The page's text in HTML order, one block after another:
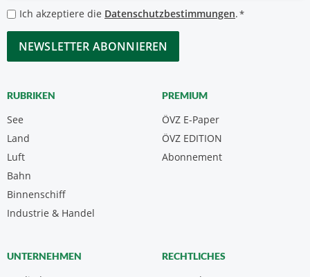
*
Datenschutzbestimmungen
*
Ich akzeptiere die Datenschutzbestimmungen.*
CAPTCHA
RUBRIKEN
See
Land
Luft
Bahn
Binnenschiff
Industrie & Handel
PREMIUM
ÖVZ E-Paper
Abonnement
ÖVZ EDITION
UNTERNEHMEN RECHTLICHES